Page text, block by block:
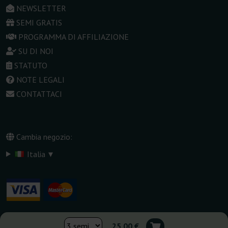
25,00 €
NEWSLETTER
SEMI GRATIS
PROGRAMMA DI AFFILIAZIONE
SU DI NOI
STATUTO
NOTE LEGALI
CONTATTACI
Cambia negozio:
Italia ▾